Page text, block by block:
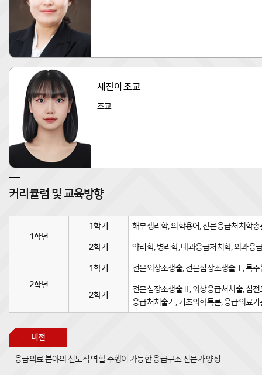
채진아 조교
조교
커리큘럼 및 교육방향
1학년
1학기 해부생리학, 의학용어, 전문응급처치학
2학기 약리학, 병리학, 내과응급처치학, 외과응
2학년
1학기 전문외상소생술, 전문심장소생술Ⅰ, 특
2학기
전문심장소생술Ⅱ, 외상응급처치술, 심
응급처치술기, 기초의학특론, 응급의료
비전
응급의료 분야의 선도적 역할 수행이 가능한 응급구조 전문가 양성